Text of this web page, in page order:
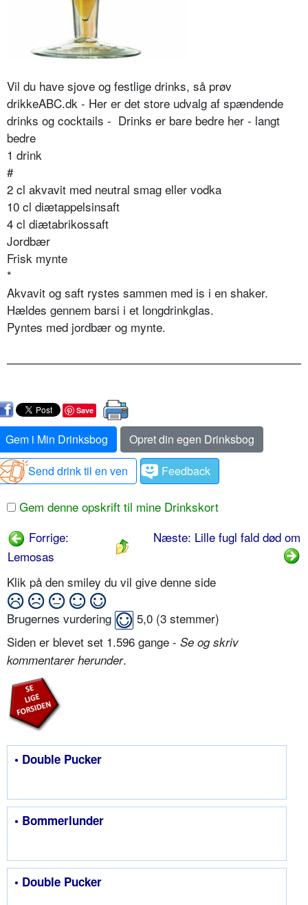
Vil du have sjove og festlige drinks, så prøv
drikkeABC.dk - Her er det store udvalg af spændende
drinks og cocktails - Drinks er bare bedre her - langt
bedre
1 drink
#
2 cl akvavit med neutral smag eller vodka
10 cl diætappelsinsaft
4 cl diætabrikossaft
Jordbær
Frisk mynte
*
Akvavit og saft rystes sammen med is i en shaker.
Hældes gennem barsi i et longdrinkglas.
Pyntes med jordbær og mynte.
Save
Gem i Min Drinksbog
Opret din egen Drinksbog
Send drink til en ven
Feedback
Gem denne opskrift til mine Drinkskort
Forrige:
Lemosas
Næste: Lille fugl fald død om
Klik på den smiley du vil give denne side
Brugernes vurdering 5,0 (3 stemmer)
Siden er blevet set 1.596 gange - Se og skriv
kommentarer herunder.
• Double Pucker
• Bommerlunder
• Double Pucker